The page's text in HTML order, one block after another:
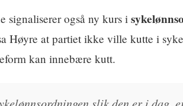
signaliserer også ny kurs i
Høyre at partiet ikke ville kutte i
kan innebære kutt.
slik den er i dag,